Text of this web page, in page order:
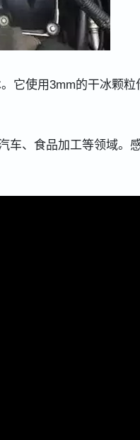
它使用3mm的干冰颗粒
车、食品加工等领域。